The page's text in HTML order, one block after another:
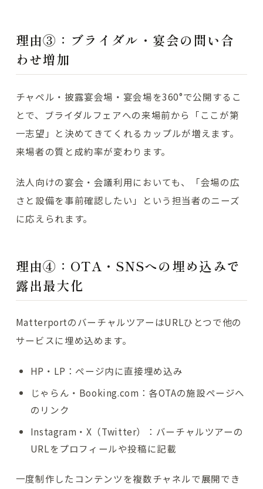
理由③：ブライダル・宴会の問い合
わせ増加
チャペル・披露宴会場・宴会場を360°で公開するこ
とで、ブライダルフェアへの来場前から「ここが第
一志望」と決めてきてくれるカップルが増えます。
来場者の質と成約率が変わります。
法人向けの宴会・会議利用においても、「会場の広
さと設備を事前確認したい」という担当者のニーズ
に応えられます。
理由④：OTA・SNSへの埋め込みで
露出最大化
MatterportのバーチャルツアーはURLひとつで他の
サービスに埋め込めます。
HP・LP：ページ内に直接埋め込み
じゃらん・Booking.com：各OTAの施設ページへ
のリンク
Instagram・X（Twitter）：バーチャルツアーの
URLをプロフィールや投稿に記載
一度制作したコンテンツを複数チャネルで展開でき